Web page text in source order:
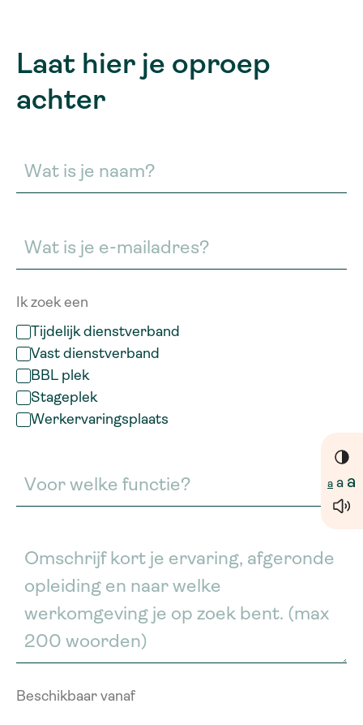
a a a
Laat hier je oproep
achter
Ik zoek een
Tijdelijk dienstverband
Vast dienstverband
BBL plek
Stageplek
Werkervaringsplaats
Beschikbaar vanaf